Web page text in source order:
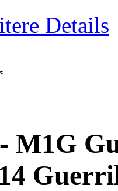
Details
M1G